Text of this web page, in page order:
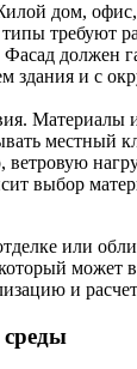
дом,
требуют
должен
здания и с
Материалы
местный
ветровую
выбор
или
может
и